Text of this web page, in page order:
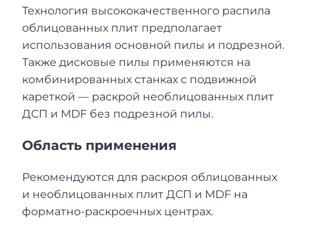
Технология высококачественного распила
облицованных плит предполагает
использования основной пилы и подрезной.
Также дисковые пилы применяются на
комбинированных станках с подвижной
кареткой — раскрой необлицованных плит
ДСП и MDF без подрезной пилы.
Область применения
Рекомендуются для раскроя облицованных
и необлицованных плит ДСП и MDF на
форматно-раскроечных центрах.